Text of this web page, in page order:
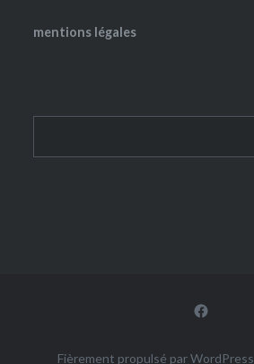
mentions légales
Facebook
Fièrement propulsé par WordPress